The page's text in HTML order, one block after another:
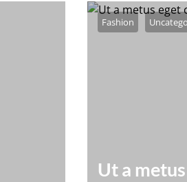
Pellentesque
Fashion
Ut a